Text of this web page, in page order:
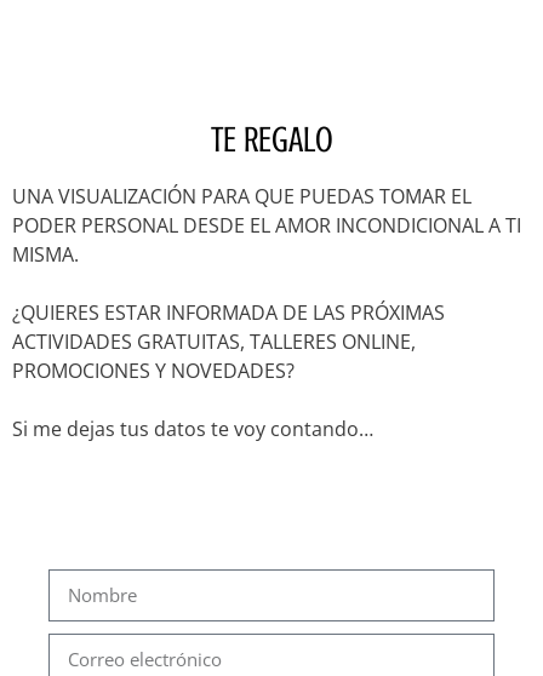
TE REGALO
UNA VISUALIZACIÓN PARA QUE PUEDAS TOMAR EL
PODER PERSONAL DESDE EL AMOR INCONDICIONAL A TI
MISMA.
¿QUIERES ESTAR INFORMADA DE LAS PRÓXIMAS
ACTIVIDADES GRATUITAS, TALLERES ONLINE,
PROMOCIONES Y NOVEDADES?
Si me dejas tus datos te voy contando…